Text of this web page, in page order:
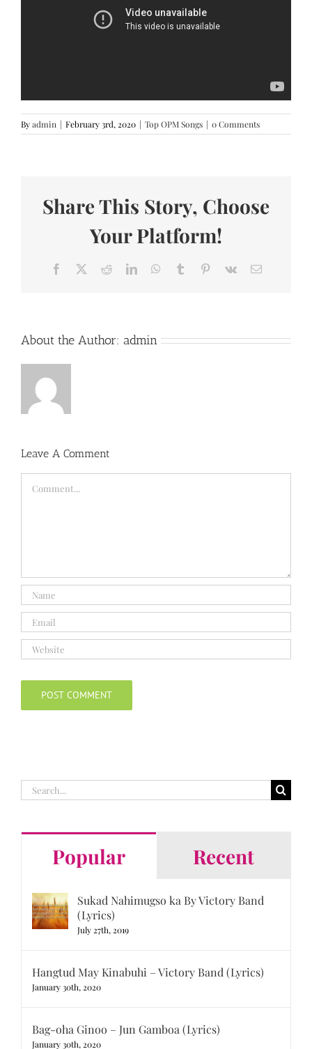
Byadmin | February 3rd, 2020 | Top OPM Songs | 0 Comments
Share This Story, Choose
Your Platform!
Facebook RedditLinkedInWhatsApp
Tumblr Pinterest
Vk Email
About the Author: admin
Leave A Comment
Search
for:
Popular Recent
Sukad Nahimugso ka By Victory Band
(Lyrics)
July 27th, 2019
Hangtud May Kinabuhi – Victory Band (Lyrics)
January 30th, 2020
Bag-oha Ginoo – Jun Gamboa (Lyrics)
January 30th, 2020